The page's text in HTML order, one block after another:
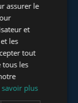
HUNGARIAN
FRENCH
ITALIAN
RUSSIAN
assurer le
et
les
tout
tous les
savoir plus